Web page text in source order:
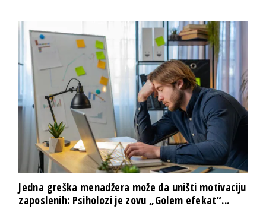
Jedna greška menadžera može da uništi motivaciju
zaposlenih: Psiholozi je zovu „Golem efekat“...